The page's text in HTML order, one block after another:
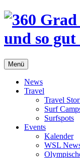
Menü
News
Travel
Travel
Surf
Surfspots
Events
Kalender
WSL